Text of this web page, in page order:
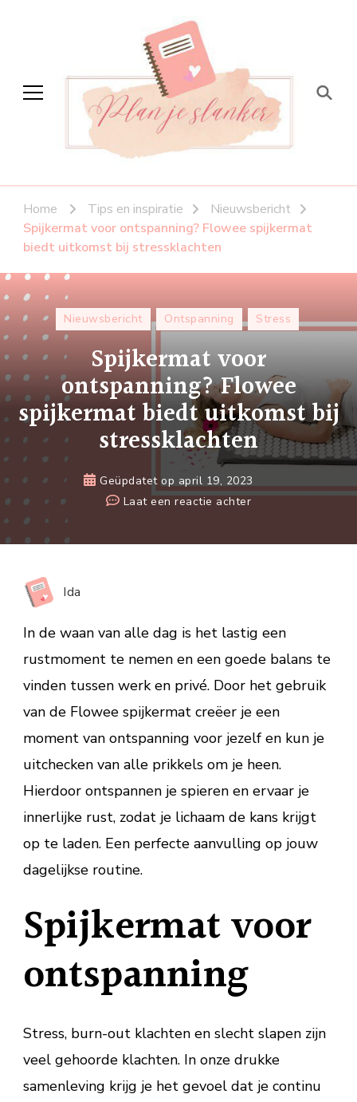
Plan je slanker
Home Tips en inspiratie
Nieuwsbericht
Spijkermat voor ontspanning? Flowee spijkermat
biedt uitkomst bij stressklachten
Nieuwsbericht Ontspanning Stress
Spijkermat voor
ontspanning? Flowee
spijkermat biedt uitkomst bij
stressklachten
Geüpdatet op april 19, 2023
Laat een reactie achterop
voor
bij
stressklachten
Ida
In de waan van alle dag is het lastig een
rustmoment te nemen en een goede balans te
vinden tussen werk en privé. Door het gebruik
van de Flowee spijkermat creëer je een
moment van ontspanning voor jezelf en kun je
uitchecken van alle prikkels om je heen.
Hierdoor ontspannen je spieren en ervaar je
innerlijke rust, zodat je lichaam de kans krijgt
op te laden. Een perfecte aanvulling op jouw
dagelijkse routine.
Spijkermat voor
ontspanning
Stress, burn-out klachten en slecht slapen zijn
veel gehoorde klachten. In onze drukke
samenleving krijg je het gevoel dat je continu